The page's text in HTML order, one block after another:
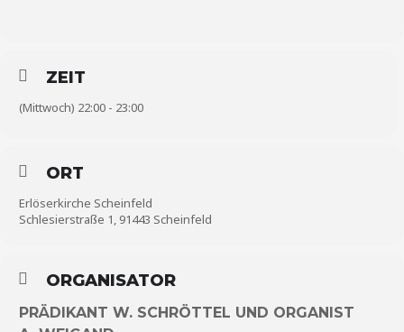
ZEIT
(Mittwoch) 22:00 - 23:00
ORT
Erlöserkirche Scheinfeld
Schlesierstraße 1, 91443 Scheinfeld
ORGANISATOR
PRÄDIKANT W. SCHRÖTTEL UND ORGANIST